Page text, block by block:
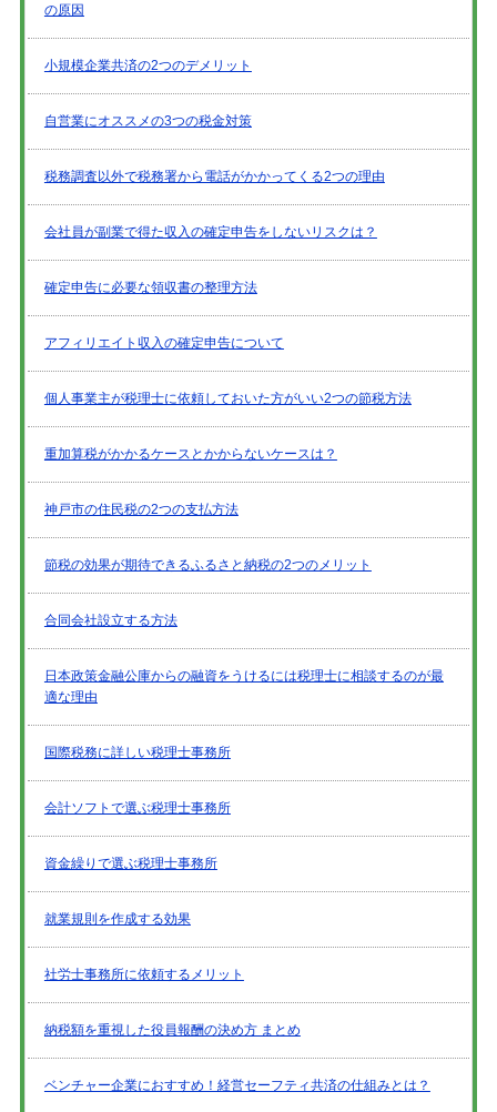
の原因
小規模企業共済の2つのデメリット
自営業にオススメの3つの税金対策
税務調査以外で税務署から電話がかかってくる2つの理由
会社員が副業で得た収入の確定申告をしないリスクは？
確定申告に必要な領収書の整理方法
アフィリエイト収入の確定申告について
個人事業主が税理士に依頼しておいた方がいい2つの節税方法
重加算税がかかるケースとかからないケースは？
神戸市の住民税の2つの支払方法
節税の効果が期待できるふるさと納税の2つのメリット
合同会社設立する方法
日本政策金融公庫からの融資をうけるには税理士に相談するのが最
適な理由
国際税務に詳しい税理士事務所
会計ソフトで選ぶ税理士事務所
資金繰りで選ぶ税理士事務所
就業規則を作成する効果
社労士事務所に依頼するメリット
納税額を重視した役員報酬の決め方 まとめ
ベンチャー企業におすすめ！経営セーフティ共済の仕組みとは？